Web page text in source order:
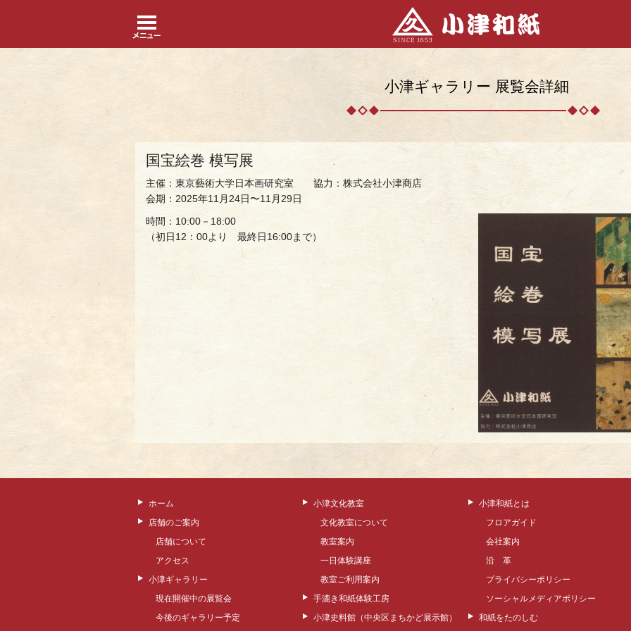
小津ギャラリー 展覧会詳細
国宝絵巻 模写展
主催：東京藝術大学日本画研究室 協力：株式会社小津商店
会期：2025年11月24日〜11月29日
時間：10:00－18:00
（初日12：00より 最終日16:00まで）
ホーム
店舗のご案内
店舗について
アクセス
小津ギャラリー
現在開催中の展覧会
今後のギャラリー予定
小津文化教室
文化教室について
教室案内
一日体験講座
教室ご利用案内
手漉き和紙体験工房
小津史料館（中央区まちかど展示館）
小津和紙とは
フロアガイド
会社案内
沿 革
プライバシーポリシー
ソーシャルメディアポリシー
和紙をたのしむ